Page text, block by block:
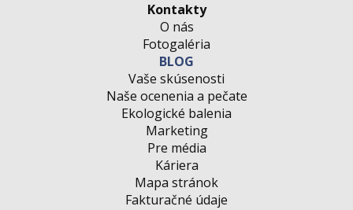
Kontakty
O nás
Fotogaléria
BLOG
Vaše skúsenosti
Naše ocenenia a pečate
Ekologické balenia
Marketing
Pre média
Káriera
Mapa stránok
Fakturačné údaje